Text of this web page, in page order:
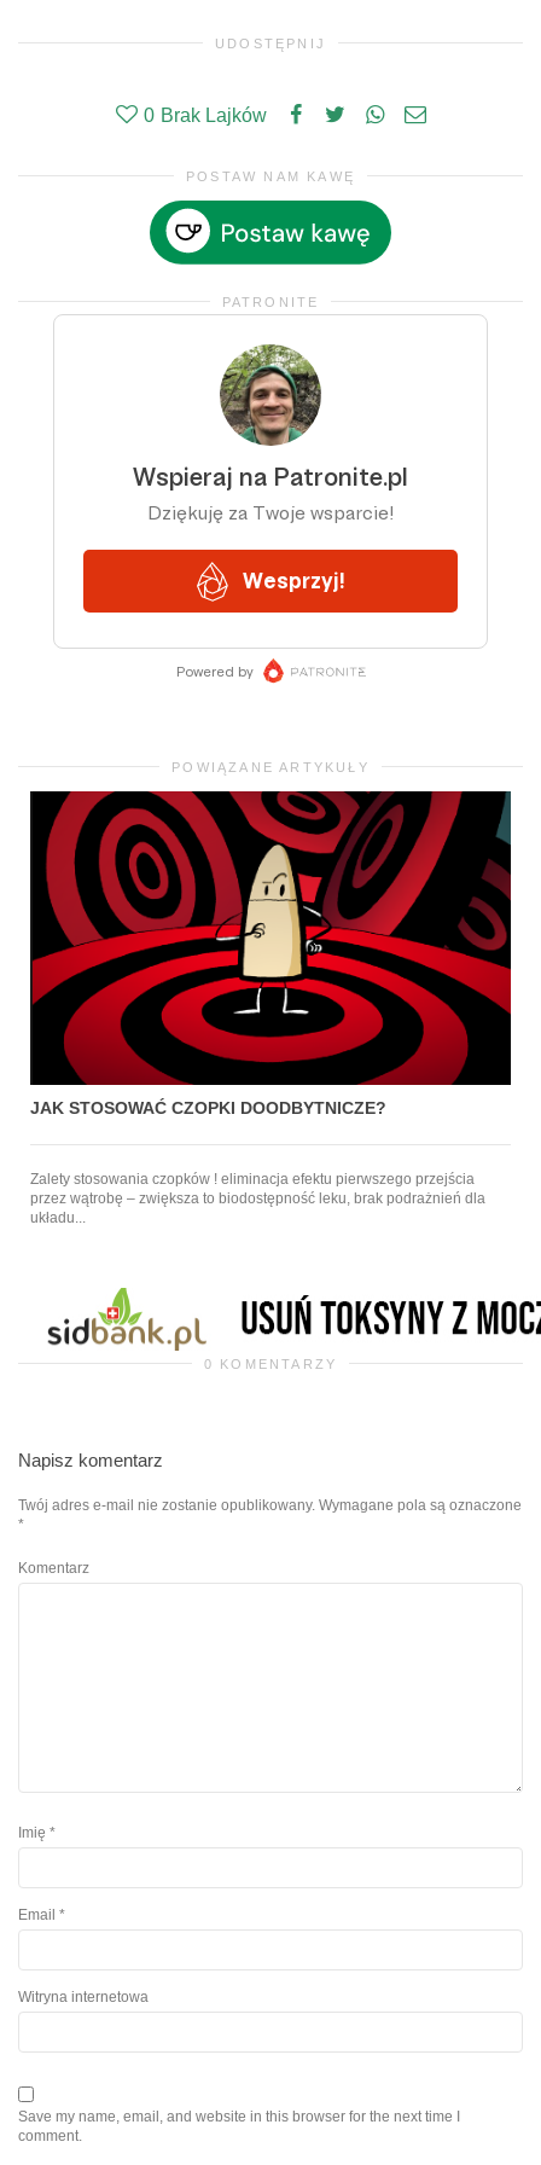
UDOSTĘPNIJ
0 Brak Lajków
POSTAW NAM KAWĘ
PATRONITE
POWIĄZANE ARTYKUŁY
JAK STOSOWAĆ CZOPKI DOODBYTNICZE?
Zalety stosowania czopków ! eliminacja efektu pierwszego przejścia
przez wątrobę – zwiększa to biodostępność leku, brak podrażnień dla
układu...
0 KOMENTARZY
Napisz komentarz
Twój adres e-mail nie zostanie opublikowany. Wymagane pola są oznaczone
*
Komentarz
Imię *
Email *
Witryna internetowa
Save my name, email, and website in this browser for the next time I
comment.